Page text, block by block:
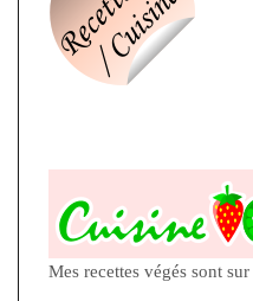
Mes recettes végés sont sur